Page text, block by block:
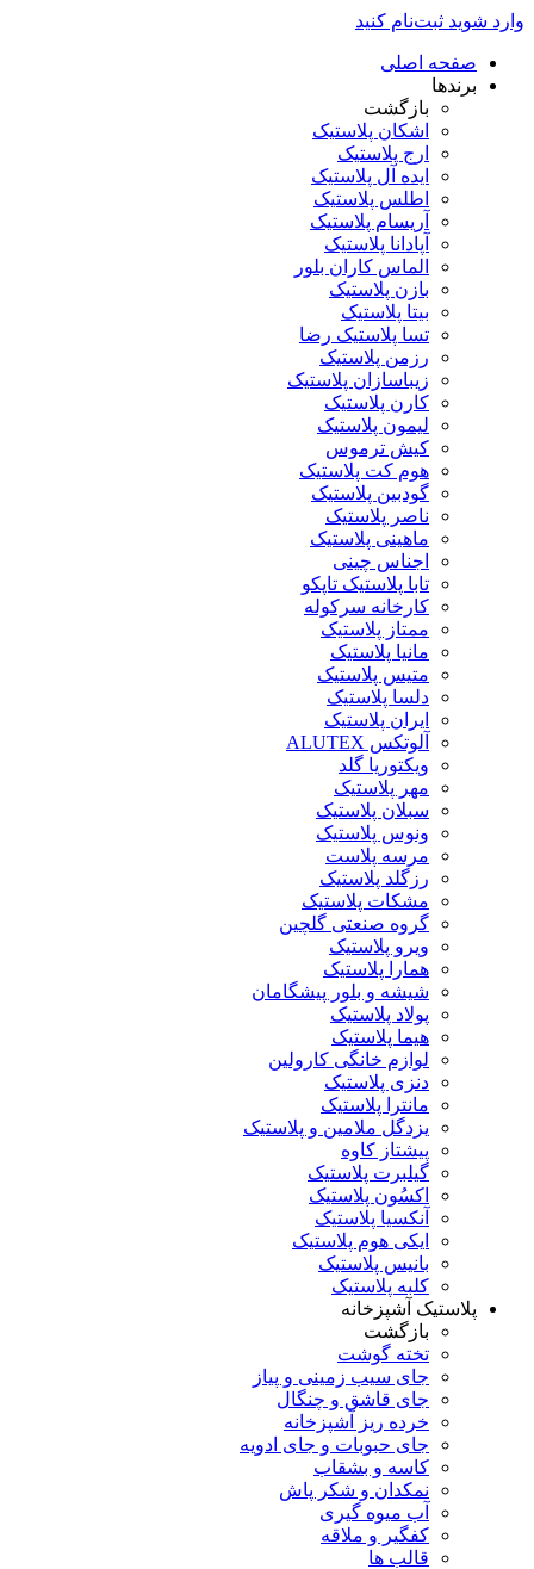
وارد شوید ثبت‌نام کنید
صفحه اصلی
برندها
بازگشت
اشکان پلاستیک
ارج پلاستیک
ایده آل پلاستیک
اطلس پلاستیک
آریسام پلاستیک
آپادانا پلاستیک
الماس کاران بلور
بازن پلاستیک
بیتا پلاستیک
تسا پلاستیک رضا
رزمن پلاستیک
زیباسازان پلاستیک
کارن پلاستیک
لیمون پلاستیک
کیش ترموس
هوم کت پلاستیک
گودبین پلاستیک
ناصر پلاستیک
ماهینی پلاستیک
اجناس چینی
تابا پلاستیک تاپکو
کارخانه سرکوله
ممتاز پلاستیک
مانیا پلاستیک
متیس پلاستیک
دلسا پلاستیک
ایران پلاستیک
آلوتکس ALUTEX
ویکتوریا گلد
مهر پلاستیک
سبلان پلاستیک
ونوس پلاستیک
مرسه پلاست
رزگلد پلاستیک
مشکات پلاستیک
گروه صنعتی گلچین
ویرو پلاستیک
همارا پلاستیک
شیشه و بلور پیشگامان
پولاد پلاستیک
هیما پلاستیک
لوازم خانگی کارولین
دنزی پلاستیک
مانترا پلاستیک
یزدگل ملامین و پلاستیک
پیشتاز کاوه
گیلبرت پلاستیک
اکسُون پلاستیک
آنکسیا پلاستیک
ایکی هوم پلاستیک
بانیس پلاستیک
کلبه پلاستیک
پلاستیک آشپزخانه
بازگشت
تخته گوشت
جای سیب زمینی و پیاز
جای قاشق و چنگال
خرده ریز آشپزخانه
جای حبوبات و جای ادویه
کاسه و بشقاب
نمکدان و شکر پاش
آب میوه گیری
کفگیر و ملاقه
قالب ها